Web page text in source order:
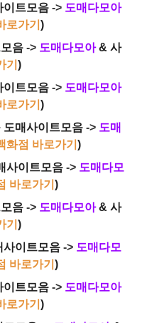
이트모음 -> 도매다모아
로가기)
음 -> 도매다모아 & 사
기)
이트모음 -> 도매다모아
로가기)
도매사이트모음 -> 도매
화점 바로가기)
사이트모음 -> 도매다모
바로가기)
음 -> 도매다모아 & 사
기)
사이트모음 -> 도매다모
바로가기)
이트모음 -> 도매다모아
로가기)